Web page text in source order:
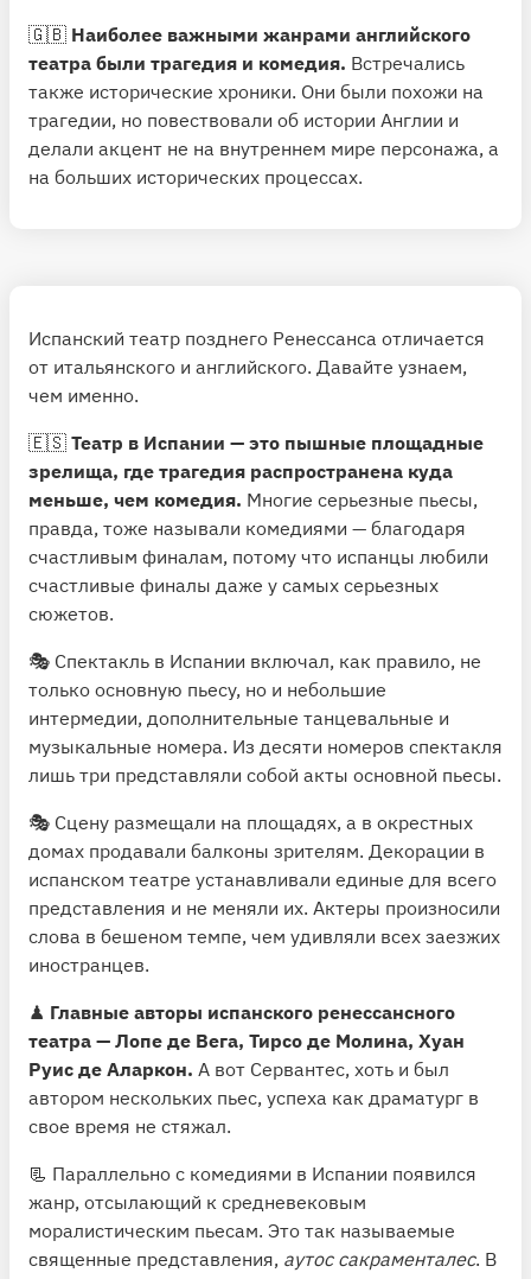
🇬🇧 Наиболее важными жанрами английского
театра были трагедия и комедия. Встречались
также исторические хроники. Они были похожи на
трагедии, но повествовали об истории Англии и
делали акцент не на внутреннем мире персонажа, а
на больших исторических процессах.
Испанский театр позднего Ренессанса отличается
от итальянского и английского. Давайте узнаем,
чем именно.
🇪🇸 Театр в Испании — это пышные площадные
зрелища, где трагедия распространена куда
меньше, чем комедия. Многие серьезные пьесы,
правда, тоже называли комедиями — благодаря
счастливым финалам, потому что испанцы любили
счастливые финалы даже у самых серьезных
сюжетов.
🎭 Спектакль в Испании включал, как правило, не
только основную пьесу, но и небольшие
интермедии, дополнительные танцевальные и
музыкальные номера. Из десяти номеров спектакля
лишь три представляли собой акты основной пьесы.
🎭 Сцену размещали на площадях, а в окрестных
домах продавали балконы зрителям. Декорации в
испанском театре устанавливали единые для всего
представления и не меняли их. Актеры произносили
слова в бешеном темпе, чем удивляли всех заезжих
иностранцев.
♟ Главные авторы испанского ренессансного
театра — Лопе де Вега, Тирсо де Молина, Хуан
Руис де Аларкон. А вот Сервантес, хоть и был
автором нескольких пьес, успеха как драматург в
свое время не стяжал.
📃 Параллельно с комедиями в Испании появился
жанр, отсылающий к средневековым
моралистическим пьесам. Это так называемые
священные представления, аутос сакраменталес. В